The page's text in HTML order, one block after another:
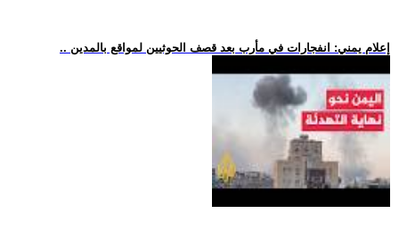
.. إعلام يمني: انفجارات في مأرب بعد قصف الحوثيين لمواقع بالمدين